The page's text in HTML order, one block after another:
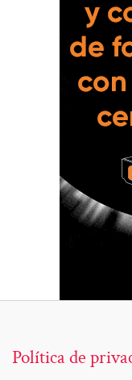
Política de